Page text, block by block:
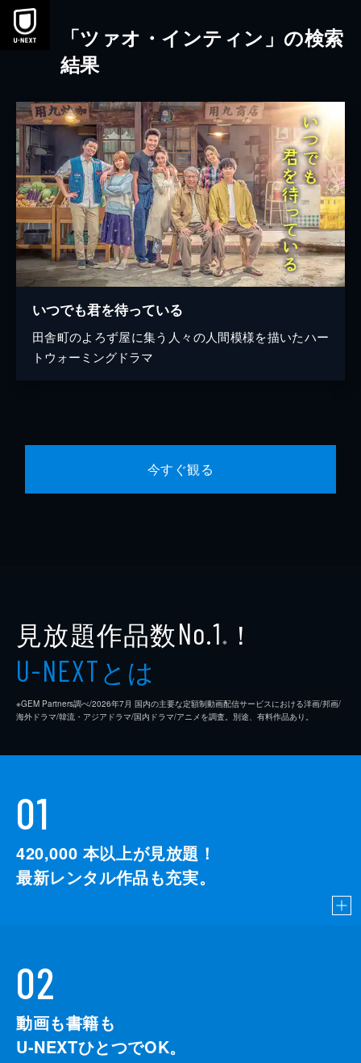
本文へスキップ
「ツァオ・インティン」の検索
結果
いつでも君を待っている
田舎町のよろず屋に集う人々の人間模様を描いたハー
トウォーミングドラマ
今すぐ観る
見放題作品数No.1 ※ ！
U-NEXTとは
※GEM Partners調べ/2026年7⽉ 国内の主要な定額制動画配信サービスにおける洋画/邦画/
海外ドラマ/韓流・アジアドラマ/国内ドラマ/アニメを調査。別途、有料作品あり。
01
420,000 本以上が見放題！
最新レンタル作品も充実。
02
動画も書籍も
U-NEXTひとつでOK。